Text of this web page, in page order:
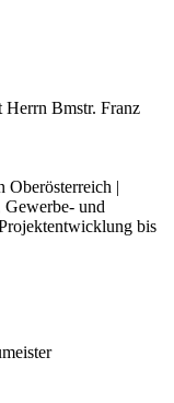
Herrn Bmstr. Franz